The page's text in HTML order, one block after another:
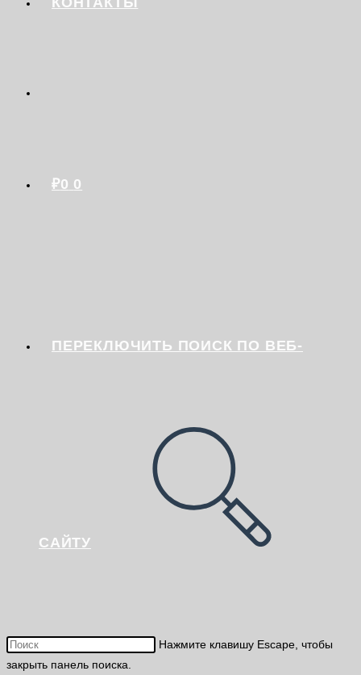
₽0 0
ПЕРЕКЛЮЧИТЬ ПОИСК ПО ВЕБ-
САЙТУ
Нажмите клавишу Escape, чтобы
закрыть панель поиска.